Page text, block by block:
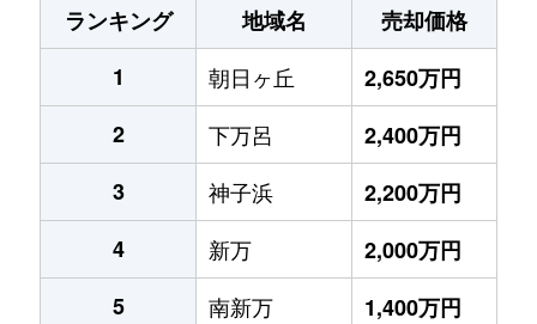
ランキング
地域名
売却価格
1
朝日ヶ丘
2,650万円
2
下万呂
2,400万円
3
神子浜
2,200万円
4
新万
2,000万円
5
南新万
1,400万円